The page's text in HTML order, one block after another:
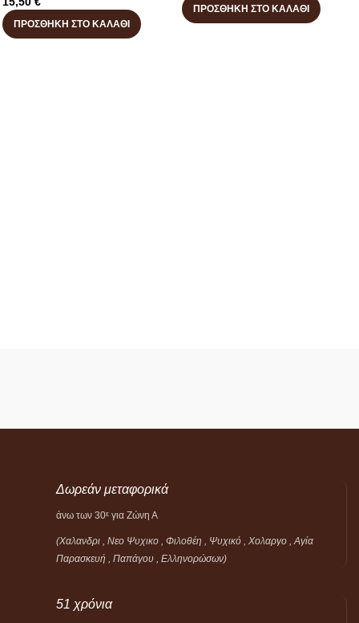
ΠΡΟΣΘΉΚΗ ΣΤΟ ΚΑΛΆΘΙ
ΠΡΟΣΘΉΚΗ ΣΤΟ ΚΑΛΆΘΙ
Δωρεάν μεταφορικά
άνω των 30ε για Ζώνη Α
(Χαλανδρι , Νεο Ψυχικο , Φιλοθέη , Ψυχικό ,
Χολαργο , Αγία
Παρασκευή , Παπάγου , Ελληνορώσων)
51 χρόνια